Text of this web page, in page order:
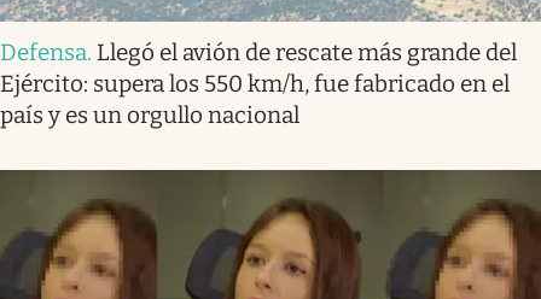
Defensa. Llegó el avión de rescate más grande del
Ejército: supera los 550 km/h, fue fabricado en el
país y es un orgullo nacional